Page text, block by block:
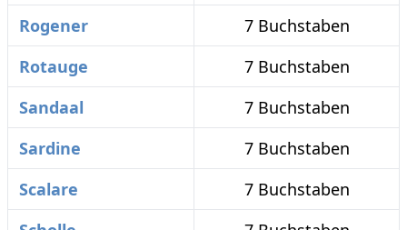
Rogener
7 Buchstaben
Rotauge
7 Buchstaben
Sandaal
7 Buchstaben
Sardine
7 Buchstaben
Scalare
7 Buchstaben